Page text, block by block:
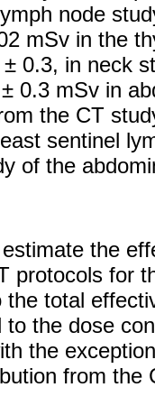
node
mSv in the
0.3, in neck
0.3 mSv in
the CT
sentinel
of the
the
protocols for
the total
to the dose
the
from the